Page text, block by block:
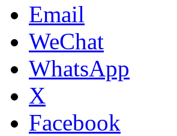
Email
WeChat
WhatsApp
X
Facebook